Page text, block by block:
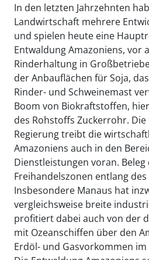
In den letzten Jahrzehnten
Landwirtschaft mehrere
und spielen heute eine
Entwaldung Amazoniens, vor
Rinderhaltung in
der Anbauflächen für Soja,
Rinder- und Schweinemast
Boom von Biokraftstoffen,
des Rohstoffs Zuckerrohr.
Regierung treibt die
Amazoniens auch in den
Dienstleistungen voran.
Freihandelszonen entlang des
Insbesondere Manaus hat
vergleichsweise breite
profitiert dabei auch von der
mit Ozeanschiffen über den
Erdöl- und Gasvorkommen